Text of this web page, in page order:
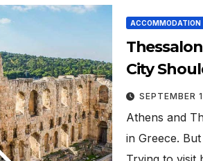
ACCOMMODATION
City
SEPTEMBER
Athens and
in Greece.